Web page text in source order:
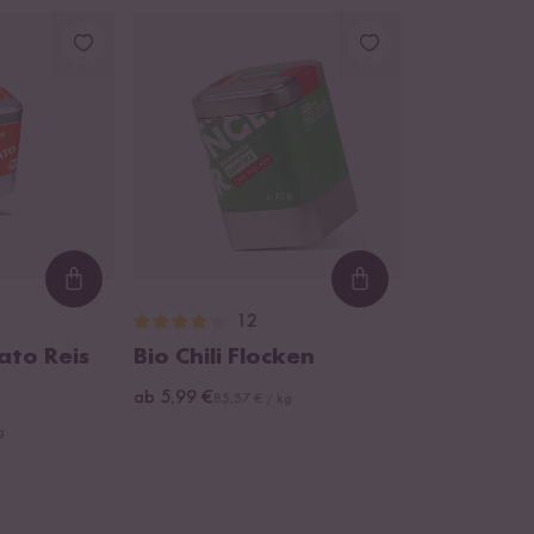
Loading...
Reis
Loading...
12
Bio Chili Flocken
ab 5,99 €